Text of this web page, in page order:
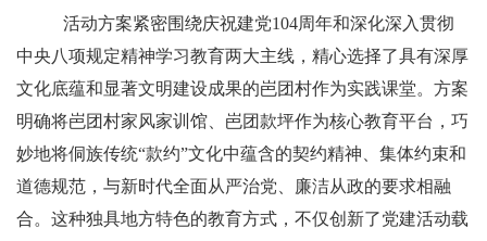
活动方案紧密围绕庆祝建党104周年和深化深入贯彻
中央八项规定精神学习教育两大主线，精心选择了具有深厚
文化底蕴和显著文明建设成果的岜团村作为实践课堂。方案
明确将岜团村家风家训馆、岜团款坪作为核心教育平台，巧
妙地将侗族传统“款约”文化中蕴含的契约精神、集体约束和
道德规范，与新时代全面从严治党、廉洁从政的要求相融
合。这种独具地方特色的教育方式，不仅创新了党建活动载